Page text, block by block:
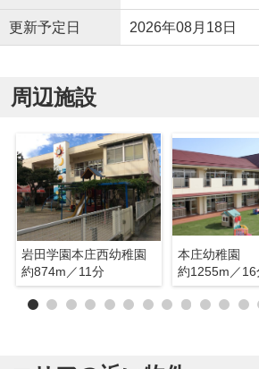
更新予定日 2026年08月18日
周辺施設
岩田学園本庄西幼稚園
約874m／11分
本庄幼稚園
約1255m／16